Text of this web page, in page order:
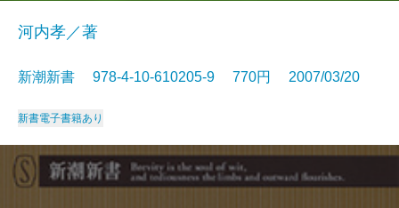
河内孝／著
新潮新書 978-4-10-610205-9 770円 2007/03/20
新書電子書籍あり